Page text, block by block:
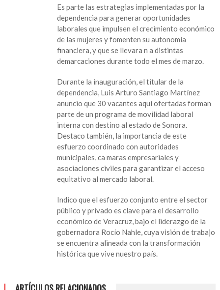
Es parte las estrategias implementadas por la
dependencia para generar oportunidades
laborales que impulsen el crecimiento económico
de las mujeres y fomenten su autonomía
financiera, y que se llevara n a distintas
demarcaciones durante todo el mes de marzo.
Durante la inauguración, el titular de la
dependencia, Luis Arturo Santiago Martínez
anuncio que 30 vacantes aquí ofertadas forman
parte de un programa de movilidad laboral
interna con destino al estado de Sonora.
Destaco también, la importancia de este
esfuerzo coordinado con autoridades
municipales, ca maras empresariales y
asociaciones civiles para garantizar el acceso
equitativo al mercado laboral.
Indico que el esfuerzo conjunto entre el sector
público y privado es clave para el desarrollo
económico de Veracruz, bajo el liderazgo de la
gobernadora Rocío Nahle, cuya visión de trabajo
se encuentra alineada con la transformación
histórica que vive nuestro país.